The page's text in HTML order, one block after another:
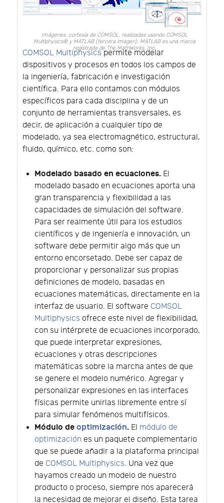
Imágenes, cortesía de COMSOL, realizadas usando COMSOL
Multiphysics® y MATLAB (tercera imagen). MATLAB es una marca
registrada de The MathWorks, Inc.
COMSOL Multiphysicspermite modelar
dispositivos y procesos en todos los campos de
la ingeniería, fabricación e investigación
científica. Para ello contamos con módulos
específicos para cada disciplina y de un
conjunto de herramientas transversales, es
decir, de aplicación a cualquier tipo de
modelado, ya sea electromagnético, estructural,
fluido, químico, etc. como son:
Modelado basado en ecuaciones. El
modelado basado en ecuaciones aporta una
gran transparencia y flexibilidad a las
capacidades de simulación del software.
Para ser realmente útil para los estudios
científicos y de ingeniería e innovación, un
software debe permitir algo más que un
entorno encorsetado. Debe ser capaz de
proporcionar y personalizar sus propias
definiciones de modelo, basadas en
ecuaciones matemáticas, directamente en la
interfaz de usuario. El software COMSOL
Multiphysics ofrece este nivel de flexibilidad,
con su intérprete de ecuaciones incorporado,
que puede interpretar expresiones,
ecuaciones y otras descripciones
matemáticas sobre la marcha antes de que
se genere el modelo numérico. Agregar y
personalizar expresiones en las interfaces
físicas permite unirlas libremente entre sí
para simular fenómenos multifísicos.
Módulo de optimización. El módulo de
optimización es un paquete complementario
que se puede añadir a la plataforma principal
de COMSOL Multiphysics. Una vez que
hayamos creado un modelo de nuestro
producto o proceso, siempre nos aparecerá
la necesidad de mejorar el diseño. Esta tarea